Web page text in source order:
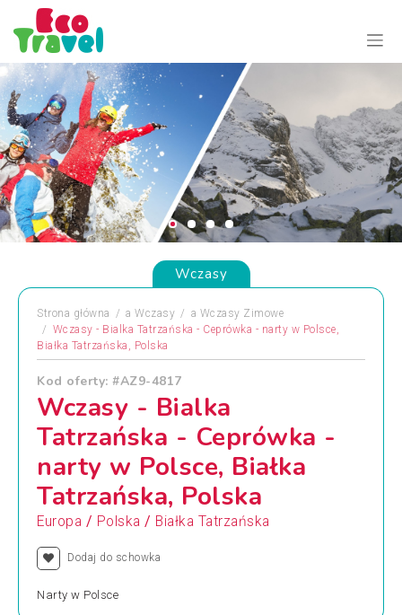
Wczasy
Strona główna a Wczasy a Wczasy Zimowe
Wczasy - Bialka Tatrzańska - Ceprówka - narty w Polsce,
Białka Tatrzańska, Polska
Kod oferty: #AZ9-4817
Wczasy - Bialka
Tatrzańska - Ceprówka -
narty w Polsce, Białka
Tatrzańska, Polska
Europa / Polska / Białka Tatrzańska
Dodaj do schowka
Narty w Polsce